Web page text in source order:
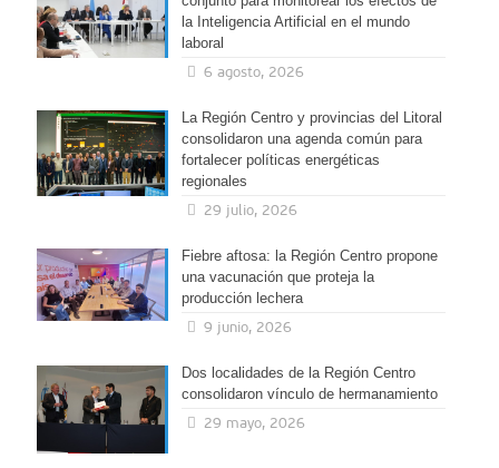
la Inteligencia Artificial en el mundo
laboral
6 agosto, 2026
La Región Centro y provincias del Litoral
consolidaron una agenda común para
fortalecer políticas energéticas
regionales
29 julio, 2026
Fiebre aftosa: la Región Centro propone
una vacunación que proteja la
producción lechera
9 junio, 2026
Dos localidades de la Región Centro
consolidaron vínculo de hermanamiento
29 mayo, 2026